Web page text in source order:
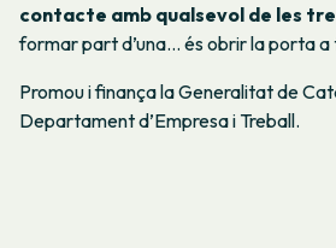
contacte amb qualsevol de les
formar part d’una… és obrir la porta
Promou i finança la Generalitat de
Departament d’Empresa i Treball.